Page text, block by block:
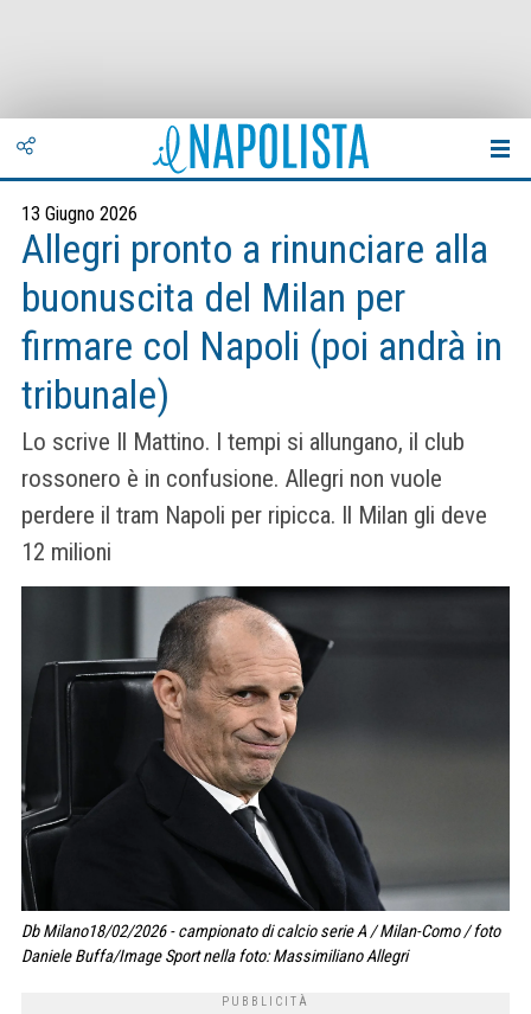
13 Giugno 2026
Allegri pronto a rinunciare alla
buonuscita del Milan per
firmare col Napoli (poi andrà in
tribunale)
Lo scrive Il Mattino. I tempi si allungano, il club
rossonero è in confusione. Allegri non vuole
perdere il tram Napoli per ripicca. Il Milan gli deve
12 milioni
Db Milano18/02/2026 - campionato di calcio serie A / Milan-Como / foto
Daniele Buffa/Image Sport nella foto: Massimiliano Allegri